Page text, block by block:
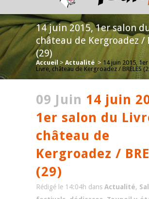
14 juin 2015, 1er salon
château de Kergroadez /
(29)
Accueil > Actualité > 14 juin 2015,
Livre, château de Kergroadez / BRELES
09 Juin 14 juin
1er salon du
château de
Kergroadez /
(29)
Rédigé le 14:04h dans Actualité,